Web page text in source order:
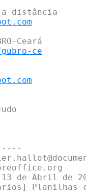
ce
----
de Abril de
Planilhas